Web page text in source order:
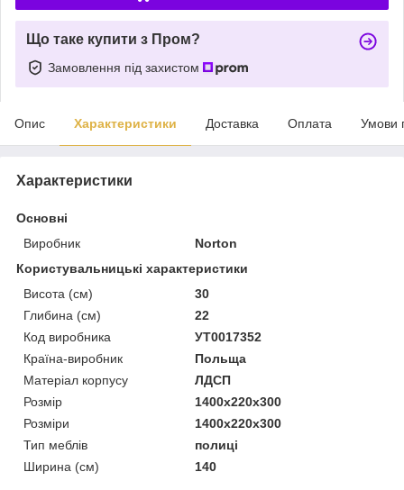
Що таке купити з Пром?
Замовлення під захистом
Опис Характеристики Доставка Оплата Умови
Характеристики
Основні
Виробник
Norton
Користувальницькі характеристики
Висота (см)
30
Глибина (см)
22
Код виробника
УТ0017352
Країна-виробник
Польща
Матеріал корпусу
ЛДСП
Розмір
1400x220x300
Розміри
1400x220x300
Тип меблів
полиці
Ширина (см)
140